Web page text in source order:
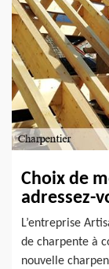
Choix de
adressez-
L’entreprise
de charpente à
nouvelle